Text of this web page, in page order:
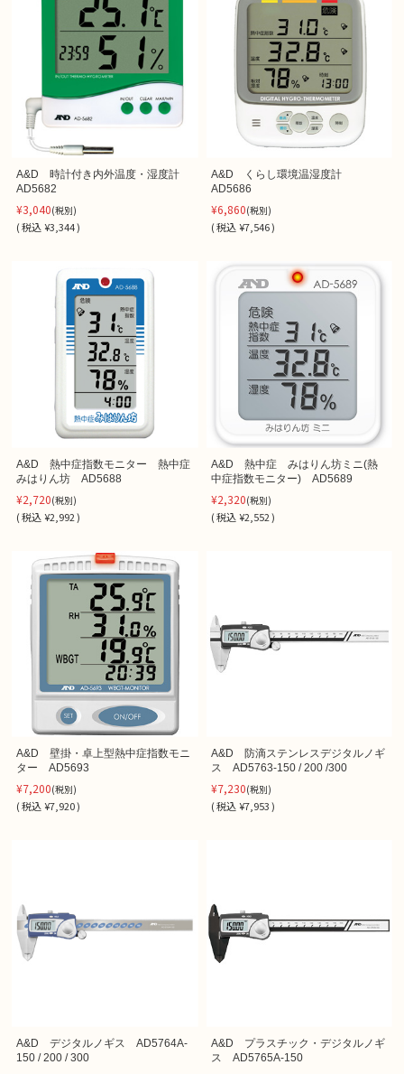
A&D 時計付き内外温度・湿度計
AD5682
¥3,040(税別)
(税込¥3,344 )
A&D くらし環境温湿度計
AD5686
¥6,860(税別)
(税込 ¥7,546 )
A&D 熱中症指数モニター 熱中症
みはりん坊 AD5688
¥2,720(税別)
(税込¥2,992 )
A&D 熱中症 みはりん坊ミニ(熱
中症指数モニター) AD5689
¥2,320(税別)
(税込 ¥2,552 )
A&D 壁掛・卓上型熱中症指数モニ
ター AD5693
¥7,200(税別)
(税込¥7,920 )
A&D 防滴ステンレスデジタルノギ
ス AD5763-150 / 200 /300
¥7,230(税別)
(税込 ¥7,953 )
A&D デジタルノギス AD5764A-
150 / 200 / 300
A&D プラスチック・デジタルノギ
ス AD5765A-150